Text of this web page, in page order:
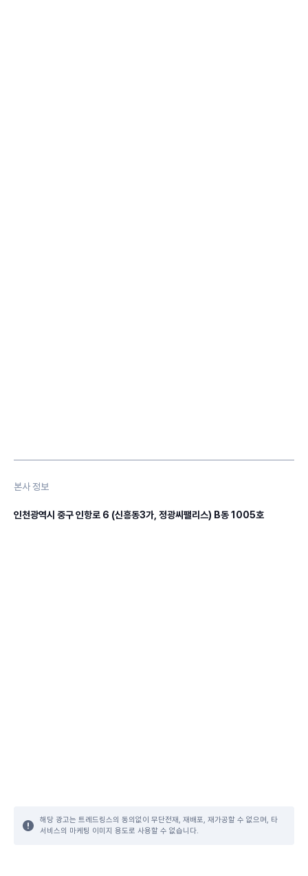
본사 정보
인천광역시 중구 인항로 6 (신흥동3가, 정광씨팰리스) B동 1005호
해당 광고는 트레드링스의 동의없이 무단전재, 재배포, 재가공할 수 없으며, 타
서비스의 마케팅 이미지 용도로 사용할 수 없습니다.